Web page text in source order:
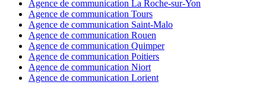
Agence de communication La Roche-sur-Yon
Agence de communication Tours
Agence de communication Saint-Malo
Agence de communication Rouen
Agence de communication Quimper
Agence de communication Poitiers
Agence de communication Niort
Agence de communication Lorient